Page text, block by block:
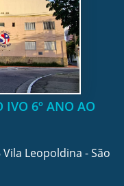
IVO 6º ANO AO
Leopoldina - São